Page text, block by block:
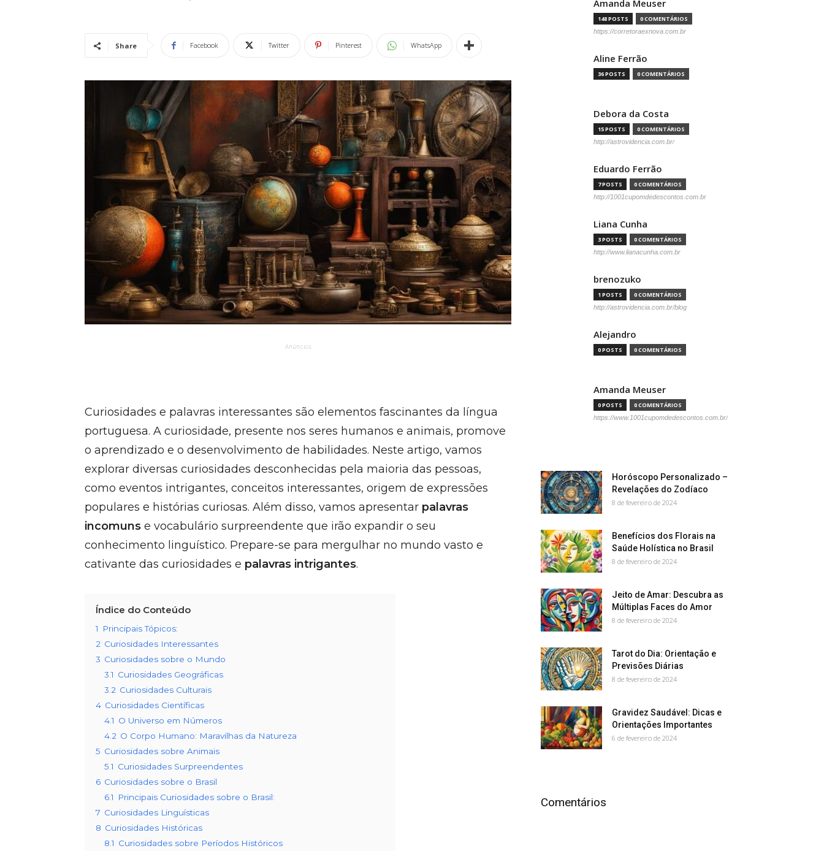
Share Facebook Twitter Pinterest WhatsApp
Anúncios
Curiosidades e palavras interessantes são elementos fascinantes da língua
portuguesa. A curiosidade, presente nos seres humanos e animais, promove
o aprendizado e o desenvolvimento de habilidades. Neste artigo, vamos
explorar diversas curiosidades desconhecidas pela maioria das pessoas,
como eventos intrigantes, conceitos interessantes, origem de expressões
populares e histórias curiosas. Além disso, vamos apresentar palavras
incomuns e vocabulário surpreendente que irão expandir o seu
conhecimento linguístico. Prepare-se para mergulhar no mundo vasto e
cativante das curiosidades e palavras intrigantes.
Índice do Conteúdo
1
Principais Tópicos:
2 Curiosidades Interessantes
3 Curiosidades sobre o Mundo
3.1 Curiosidades Geográficas
3.2 Curiosidades Culturais
4 Curiosidades Científicas
4.1 O Universo em Números
4.2 O Corpo Humano: Maravilhas da Natureza
5 Curiosidades sobre Animais
5.1 Curiosidades Surpreendentes
6 Curiosidades sobre o Brasil
6.1
Principais Curiosidades sobre o Brasil:
7 Curiosidades Linguísticas
8 Curiosidades Históricas
8.1 Curiosidades sobre Períodos Históricos
Amanda Meuser
148 POSTS 0 COMENTÁRIOS
https://corretoraexnova.com.br
Aline Ferrão
36 POSTS 0 COMENTÁRIOS
Debora da Costa
15 POSTS 0 COMENTÁRIOS
http://astrovidencia.com.br/
Eduardo Ferrão
7 POSTS 0 COMENTÁRIOS
http://1001cupomdedescontos.com.br
Liana Cunha
3 POSTS 0 COMENTÁRIOS
http://www.lianacunha.com.br
brenozuko
1 POSTS 0 COMENTÁRIOS
http://astrovidencia.com.br/blog
Alejandro
0 POSTS 0 COMENTÁRIOS
Amanda Meuser
0 POSTS 0 COMENTÁRIOS
https://www.1001cupomdedescontos.com.br/
Horóscopo Personalizado –
Revelações do Zodíaco
8 de fevereiro de 2024
Benefícios dos Florais na
Saúde Holística no Brasil
8 de fevereiro de 2024
Jeito de Amar: Descubra as
Múltiplas Faces do Amor
8 de fevereiro de 2024
Tarot do Dia: Orientação e
Previsões Diárias
8 de fevereiro de 2024
Gravidez Saudável: Dicas e
Orientações Importantes
6 de fevereiro de 2024
Comentários